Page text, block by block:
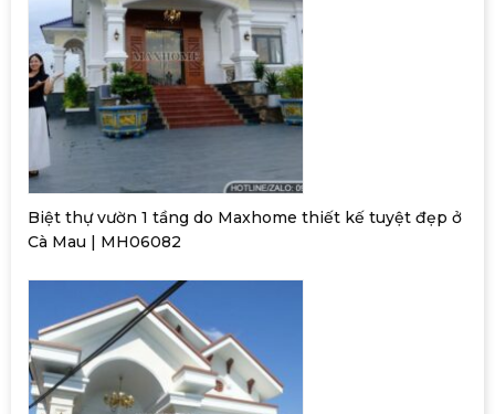
Biệt thự vườn 1 tầng do Maxhome thiết kế tuyệt đẹp ở
Cà Mau | MH06082